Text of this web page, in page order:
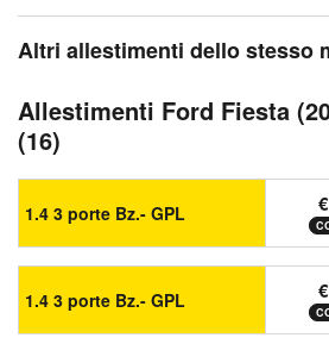
Altri allestimenti dello stesso
Allestimenti Ford Fiesta
(16)
1.4 3 porte Bz.- GPL
1.4 3 porte Bz.- GPL